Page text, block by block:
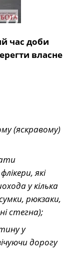
час доби
власне
(яскравому)
які
у кілька
рюкзаки,
стегна);
у
дорогу